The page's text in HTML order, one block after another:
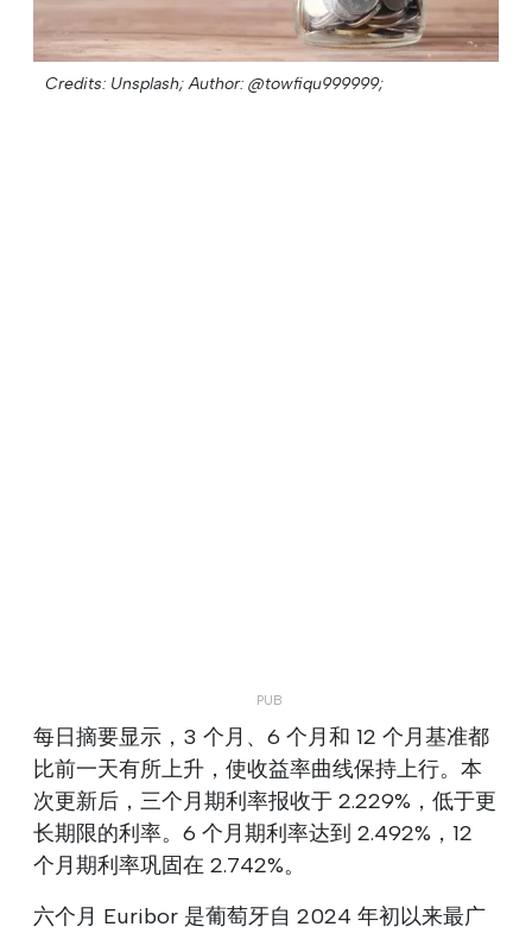
Credits: Unsplash; Author: @towfiqu999999;
每日摘要显示，3 个月、6 个月和 12 个月基准都
比前一天有所上升，使收益率曲线保持上行。本
次更新后，三个月期利率报收于 2.229%，低于更
长期限的利率。6 个月期利率达到 2.492%，12
个月期利率巩固在 2.742%。
六个月 Euribor 是葡萄牙自 2024 年初以来最广